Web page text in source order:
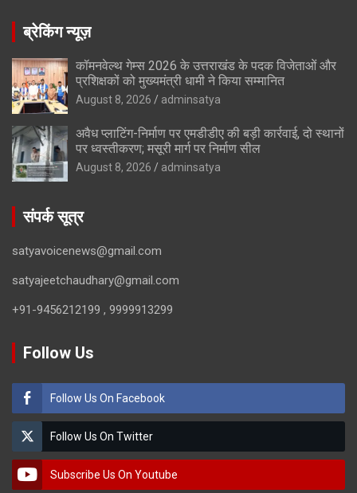
ब्रेकिंग न्यूज़
कॉमनवेल्थ गेम्स 2026 के उत्तराखंड के पदक विजेताओं और
प्रशिक्षकों को मुख्यमंत्री धामी ने किया सम्मानित
August 8, 2026 adminsatya
अवैध प्लाटिंग-निर्माण पर एमडीडीए की बड़ी कार्रवाई, दो स्थानों
पर ध्वस्तीकरण; मसूरी मार्ग पर निर्माण सील
August 8, 2026 adminsatya
संपर्क सूत्र
satyavoicenews@gmail.com
satyajeetchaudhary@gmail.com
+91-9456212199 , 9999913299
Follow Us
Follow Us On Facebook
Follow Us On Twitter
Subscribe Us On Youtube